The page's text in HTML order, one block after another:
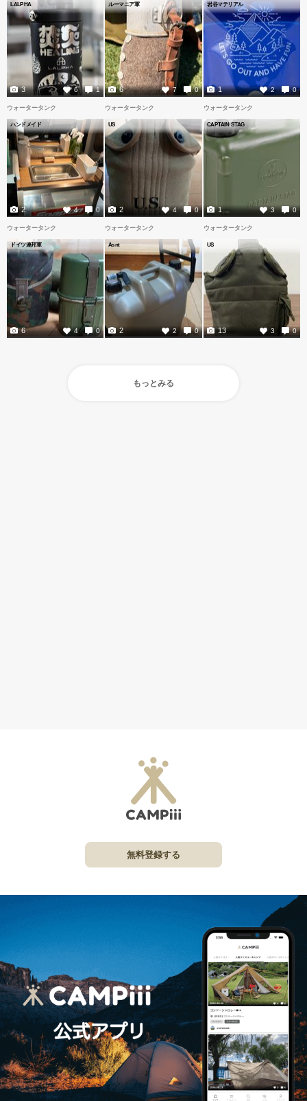
LALPHA
6 1
3
ルーマニア軍
7 0
6
岩谷マテリアル
2 0
1
ウォータータンク
ハンドメイド
4 0
2
ウォータータンク
US
4 0
2
ウォータータンク
CAPTAIN STAG
3 0
1
ウォータータンク
ドイツ連邦軍
4 0
6
ウォータータンク
Asnt
2 0
2
ウォータータンク
US
3 0
13
もっとみる
無料登録する